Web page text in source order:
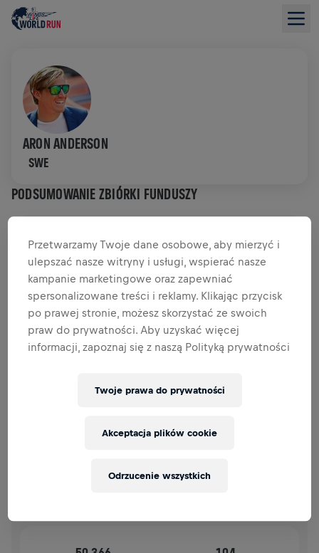
ARON ANDERSON
SWE
PODSUMOWANIE ZBIÓRKI FUNDUSZY
DATKI PRZEKAŻ DATEK
Wpłać, aby zrobić różnicę! 100% Twojej darowizny
trafia na badania nad rdzeniem kręgowym.
HISTORIA
WINGS FOR LIFE WORLD RUN 2022
11:00 UTC
Przetwarzamy Twoje dane osobowe, aby mierzyć i
ulepszać nasze witryny i usługi, wspierać nasze
kampanie marketingowe oraz zapewniać
spersonalizowane treści i reklamy. Klikając przycisk
po prawej stronie, możesz skorzystać ze swoich
praw do prywatności. Aby uzyskać więcej
informacji, zapoznaj się z naszą Polityką prywatności
Twoje prawa do prywatności
Odrzucenie wszystkich
Akceptacja plików cookie